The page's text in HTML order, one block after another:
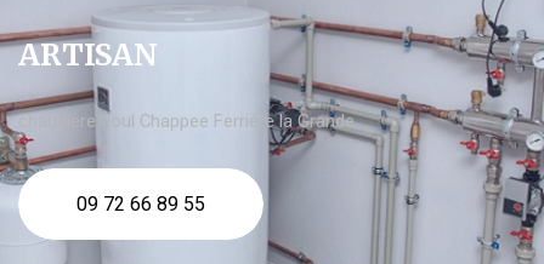
ARTISAN
chaudière fioul Chappee Ferrière la Grande
09 72 66 89 55